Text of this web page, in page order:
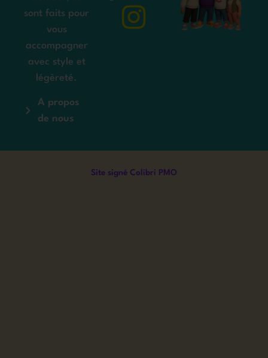
sont faits pour
vous
accompagner
avec style et
légèreté.
A propos
de nous
Site signé Colibri PMO